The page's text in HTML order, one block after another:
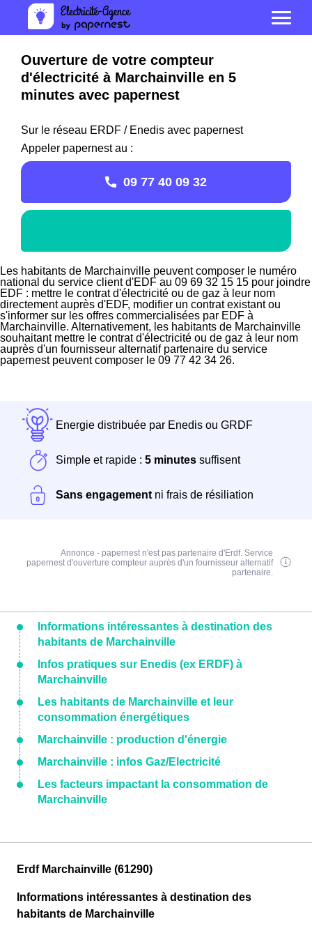
Ouverture de votre compteur
d'électricité à Marchainville en 5
minutes avec papernest
Sur le réseau ERDF / Enedis avec papernest
Appeler papernest au :
09 77 40 09 32
Les habitants de Marchainville peuvent composer le numéro
national du service client d'EDF au 09 69 32 15 15 pour joindre
EDF : mettre le contrat d'électricité ou de gaz à leur nom
directement auprès d'EDF, modifier un contrat existant ou
s'informer sur les offres commercialisées par EDF à
Marchainville. Alternativement, les habitants de Marchainville
souhaitant mettre le contrat d'électricité ou de gaz à leur nom
auprès d'un fournisseur alternatif partenaire du service
papernest peuvent composer le 09 77 42 34 26.
Energie distribuée par Enedis ou GRDF
Simple et rapide : 5 minutes suffisent
Sans engagement ni frais de résiliation
Annonce - papernest n'est pas partenaire d'Erdf. Service
papernest d'ouverture compteur auprès d'un fournisseur alternatif
partenaire.
Informations intéressantes à destination des
habitants de Marchainville
Infos pratiques sur Enedis (ex ERDF) à
Marchainville
Les habitants de Marchainville et leur
consommation énergétiques
Marchainville : production d'énergie
Marchainville : infos Gaz/Electricité
Les facteurs impactant la consommation de
Marchainville
Erdf Marchainville (61290)
Informations intéressantes à destination des
habitants de Marchainville